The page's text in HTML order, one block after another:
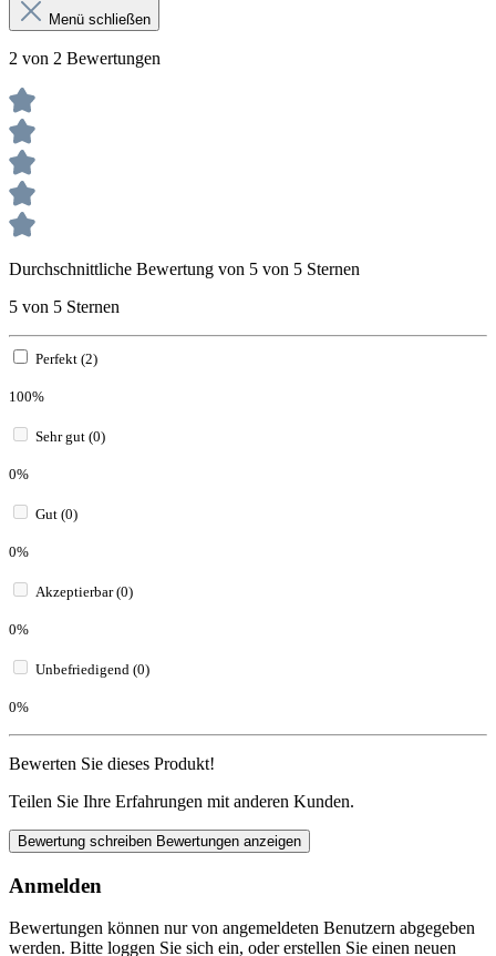
Menü schließen
2 von 2 Bewertungen
Durchschnittliche Bewertung von 5 von 5 Sternen
5 von 5 Sternen
Perfekt (2)
100%
Sehr gut (0)
0%
Gut (0)
0%
Akzeptierbar (0)
0%
Unbefriedigend (0)
0%
Bewerten Sie dieses Produkt!
Teilen Sie Ihre Erfahrungen mit anderen Kunden.
Bewertung schreiben Bewertungen anzeigen
Anmelden
Bewertungen können nur von angemeldeten Benutzern abgegeben
werden. Bitte loggen Sie sich ein, oder erstellen Sie einen neuen